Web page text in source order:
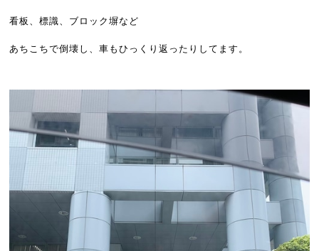
看板、標識、ブロック塀など
あちこちで倒壊し、車もひっくり返ったりしてます。